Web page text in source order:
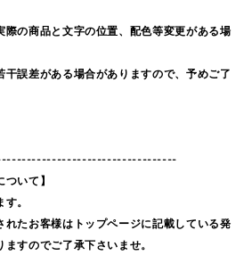
際の商品と文字の位置、配色等変更がある場
干誤差がある場合がありますので、予めご了
いて】
。
れたお客様はトップページに記載している発
すのでご了承下さいませ。